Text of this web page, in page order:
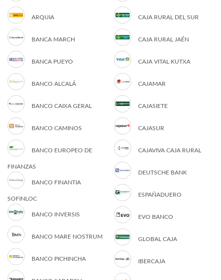
ARQUIA
BANCA MARCH
BANCA PUEYO
BANCO ALCALÁ
BANCO CAIXA GERAL
BANCO CAMINOS
BANCO EUROPEO DE
FINANZAS
BANCO FINANTIA
SOFINLOC
BANCO INVERSIS
BANCO MARE NOSTRUM
BANCO PICHINCHA
CAJA RURAL DEL SUR
CAJA RURAL JAÉN
CAJA VITAL KUTXA
CAJAMAR
CAJASIETE
CAJASUR
CAJAVIVA CAJA RURAL
DEUTSCHE BANK
ESPAÑADUERO
EVO BANCO
GLOBAL CAJA
IBERCAJA